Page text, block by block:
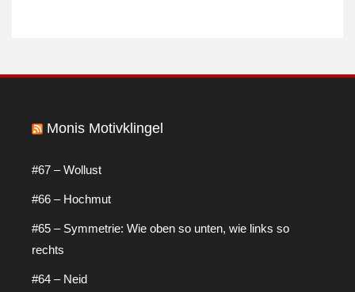
Monis Motivklingel
#67 – Wollust
#66 – Hochmut
#65 – Symmetrie: Wie oben so unten, wie links so
rechts
#64 – Neid